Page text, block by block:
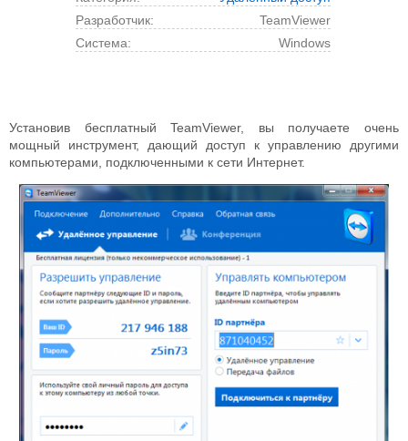
Разработчик:
TeamViewer
Cистема:
Windows
Установив бесплатный TeamViewer, вы получаете очень
мощный инструмент, дающий доступ к управлению другими
компьютерами, подключенными к сети Интернет.